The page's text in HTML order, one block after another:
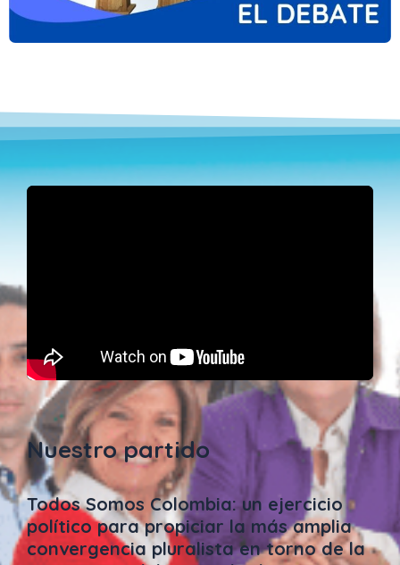
Nuestro partido
Todos Somos Colombia: un ejercicio
político para propiciar la más amplia
convergencia pluralista en torno de la